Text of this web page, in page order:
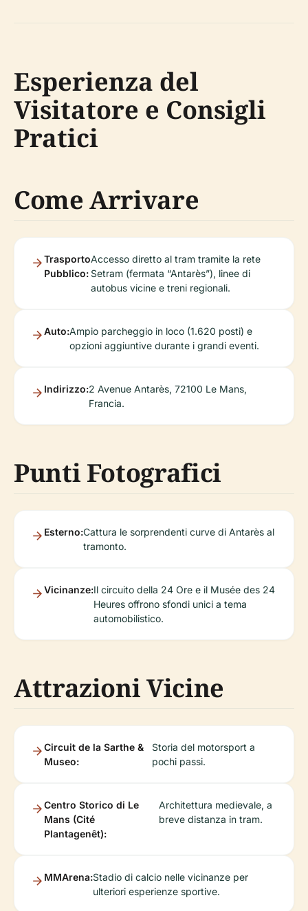
Esperienza del
Visitatore e Consigli
Pratici
Come Arrivare
Trasporto
Pubblico:
Accesso diretto al tram tramite la rete
Setram (fermata “Antarès”), linee di
autobus vicine e treni regionali.
Auto:Ampio parcheggio in loco (1.620 posti) e
opzioni aggiuntive durante i grandi eventi.
Indirizzo:2 Avenue Antarès, 72100 Le Mans,
Francia.
Punti Fotografici
Esterno:Cattura le sorprendenti curve di Antarès al
tramonto.
Vicinanze:Il circuito della 24 Ore e il Musée des 24
Heures offrono sfondi unici a tema
automobilistico.
Attrazioni Vicine
Circuit de la Sarthe &
Museo:
Storia del motorsport a
pochi passi.
Centro Storico di Le
Mans (Cité
Plantagenêt):
Architettura medievale, a
breve distanza in tram.
MMArena:Stadio di calcio nelle vicinanze per
ulteriori esperienze sportive.